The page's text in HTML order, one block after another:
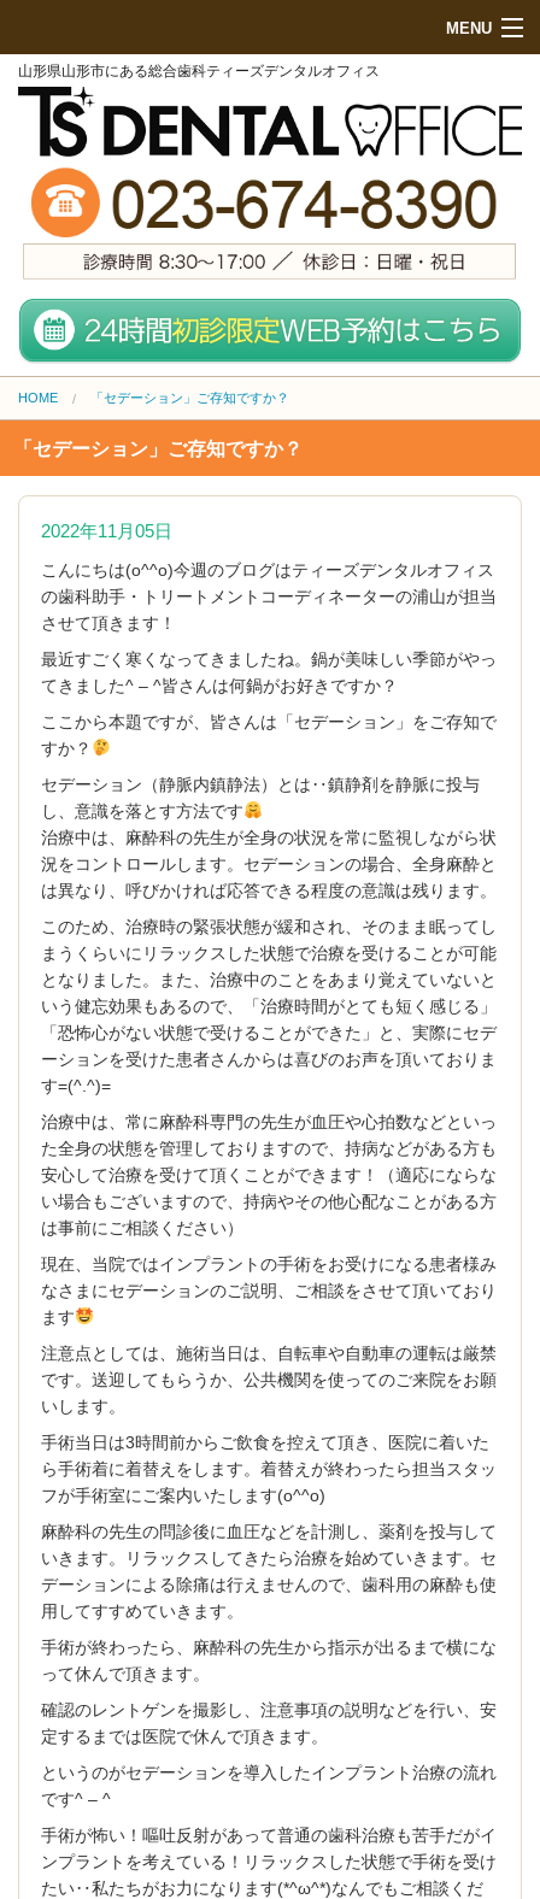
MENU
HOME
初めての方へ
院内紹介
診療項目
地図・来院方法
スタッフ紹介
無料メール相談
施設基準
求人内容
PCサイト トップページ
山形県山形市にある総合歯科ティーズデンタルオフィス
HOME 「セデーション」ご存知ですか？
「セデーション」ご存知ですか？
2022年11月05日
こんにちは(o^^o)今週のブログはティーズデンタルオフィス
の歯科助手・トリートメントコーディネーターの浦山が担当
させて頂きます！
最近すごく寒くなってきましたね。鍋が美味しい季節がやっ
てきました^ – ^皆さんは何鍋がお好きですか？
ここから本題ですが、皆さんは「セデーション」をご存知で
すか？
セデーション（静脈内鎮静法）とは‥鎮静剤を静脈に投与
し、意識を落とす方法です
治療中は、麻酔科の先生が全身の状況を常に監視しながら状
況をコントロールします。セデーションの場合、全身麻酔と
は異なり、呼びかければ応答できる程度の意識は残ります。
このため、治療時の緊張状態が緩和され、そのまま眠ってし
まうくらいにリラックスした状態で治療を受けることが可能
となりました。また、治療中のことをあまり覚えていないと
いう健忘効果もあるので、「治療時間がとても短く感じる」
「恐怖心がない状態で受けることができた」と、実際にセデ
ーションを受けた患者さんからは喜びのお声を頂いておりま
す=(^.^)=
治療中は、常に麻酔科専門の先生が血圧や心拍数などといっ
た全身の状態を管理しておりますので、持病などがある方も
安心して治療を受けて頂くことができます！（適応にならな
い場合もございますので、持病やその他心配なことがある方
は事前にご相談ください）
現在、当院ではインプラントの手術をお受けになる患者様み
なさまにセデーションのご説明、ご相談をさせて頂いており
ます
注意点としては、施術当日は、自転車や自動車の運転は厳禁
です。送迎してもらうか、公共機関を使ってのご来院をお願
いします。
手術当日は3時間前からご飲食を控えて頂き、医院に着いた
ら手術着に着替えをします。着替えが終わったら担当スタッ
フが手術室にご案内いたします(o^^o)
麻酔科の先生の問診後に血圧などを計測し、薬剤を投与して
いきます。リラックスしてきたら治療を始めていきます。セ
デーションによる除痛は行えませんので、歯科用の麻酔も使
用してすすめていきます。
手術が終わったら、麻酔科の先生から指示が出るまで横にな
って休んで頂きます。
確認のレントゲンを撮影し、注意事項の説明などを行い、安
定するまでは医院で休んで頂きます。
というのがセデーションを導入したインプラント治療の流れ
です^ – ^
手術が怖い！嘔吐反射があって普通の歯科治療も苦手だがイ
ンプラントを考えている！リラックスした状態で手術を受け
たい‥私たちがお力になります(*^ω^*)なんでもご相談くだ